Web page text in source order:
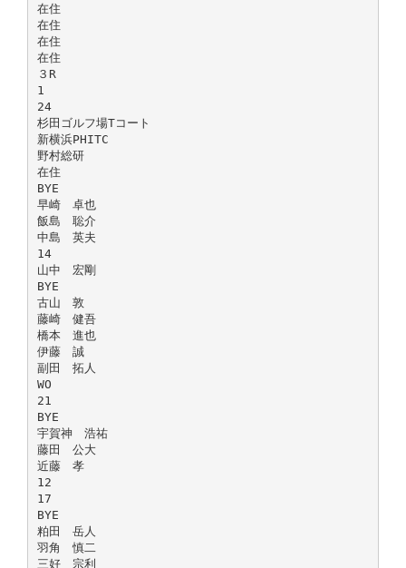
在住
在住
在住
在住
３R
1
24
杉田ゴルフ場Tコート
新横浜PHITC
野村総研
在住
BYE
早崎 卓也
飯島 聡介
中島 英夫
14
山中 宏剛
BYE
古山 敦
藤崎 健吾
橋本 進也
伊藤 誠
副田 拓人
WO
21
BYE
宇賀神 浩祐
藤田 公大
近藤 孝
12
17
BYE
粕田 岳人
羽角 慎二
三好 宗利